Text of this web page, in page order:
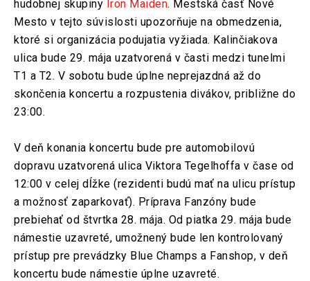
hudobnej skupiny Iron Maiden. Mestská časť Nové
Mesto v tejto súvislosti upozorňuje na obmedzenia,
ktoré si organizácia podujatia vyžiada. Kalinčiakova
ulica bude 29. mája uzatvorená v časti medzi tunelmi
T1 a T2. V sobotu bude úplne neprejazdná až do
skončenia koncertu a rozpustenia divákov, približne do
23:00.
V deň konania koncertu bude pre automobilovú
dopravu uzatvorená ulica Viktora Tegelhoffa v čase od
12:00 v celej dĺžke (rezidenti budú mať na ulicu prístup
a možnosť zaparkovať). Príprava Fanzóny bude
prebiehať od štvrtka 28. mája. Od piatka 29. mája bude
námestie uzavreté, umožnený bude len kontrolovaný
prístup pre prevádzky Blue Champs a Fanshop, v deň
koncertu bude námestie úplne uzavreté.